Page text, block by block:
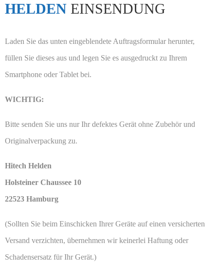
HELDEN EINSENDUNG
Laden Sie das unten eingeblendete Auftragsformular herunter,
füllen Sie dieses aus und legen Sie es ausgedruckt zu Ihrem
Smartphone oder Tablet bei.
WICHTIG:
Bitte senden Sie uns nur Ihr defektes Gerät ohne Zubehör und
Originalverpackung zu.
Hitech Helden
‪Holsteiner Chaussee 10‬
‪22523 Hamburg‬
(Sollten Sie beim Einschicken Ihrer Geräte auf einen versicherten
Versand verzichten, übernehmen wir keinerlei Haftung oder
Schadensersatz für Ihr Gerät.)